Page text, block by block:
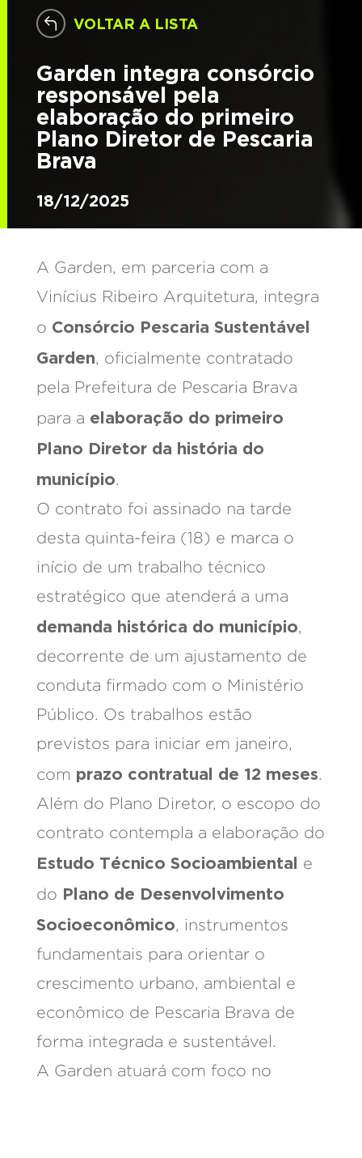
VOLTAR A LISTA
Garden integra consórcio
responsável pela
elaboração do primeiro
Plano Diretor de Pescaria
Brava
18/12/2025
A Garden, em parceria com a
Vinícius Ribeiro Arquitetura, integra
o Consórcio Pescaria Sustentável
Garden, oficialmente contratado
pela Prefeitura de Pescaria Brava
para a elaboração do primeiro
Plano Diretor da história do
município.
O contrato foi assinado na tarde
desta quinta-feira (18) e marca o
início de um trabalho técnico
estratégico que atenderá a uma
demanda histórica do município,
decorrente de um ajustamento de
conduta firmado com o Ministério
Público. Os trabalhos estão
previstos para iniciar em janeiro,
com prazo contratual de 12 meses.
Além do Plano Diretor, o escopo do
contrato contempla a elaboração do
Estudo Técnico Socioambiental e
do Plano de Desenvolvimento
Socioeconômico, instrumentos
fundamentais para orientar o
crescimento urbano, ambiental e
econômico de Pescaria Brava de
forma integrada e sustentável.
A Garden atuará com foco no